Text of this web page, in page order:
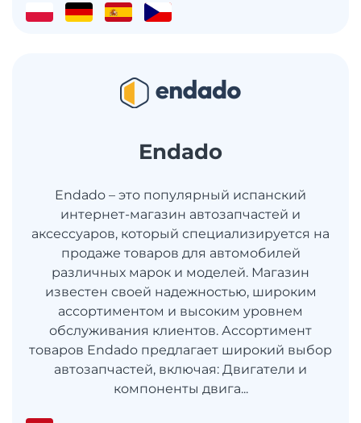
Endado
Endado – это популярный испанский
интернет-магазин автозапчастей и
аксессуаров, который специализируется на
продаже товаров для автомобилей
различных марок и моделей. Магазин
известен своей надежностью, широким
ассортиментом и высоким уровнем
обслуживания клиентов. Ассортимент
товаров Endado предлагает широкий выбор
автозапчастей, включая: Двигатели и
компоненты двига...